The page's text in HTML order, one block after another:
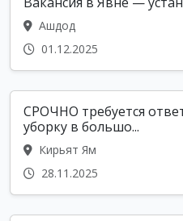
Ашдод
01.12.2025
СРОЧНО требуется
уборку в большо...
Кирьят Ям
28.11.2025